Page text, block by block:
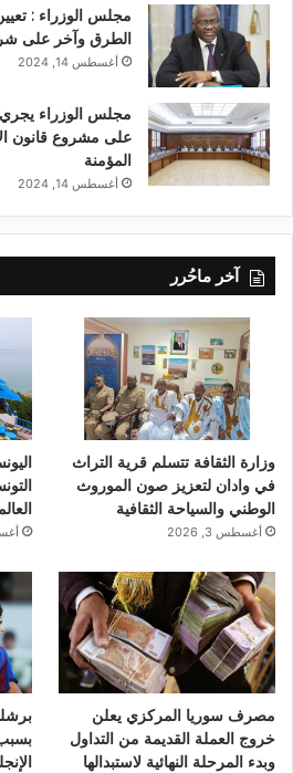
مجلس الوزراء :
الطرق وآخر على
أغسطس 14, 2024
مجلس الوزراء
على مشروع قانون
المؤمنة
أغسطس 14, 2024
آخر ماحُرر
وزارة الثقافة تتسلم قرية التراث
في وادان لتعزيز صون الموروث
الوطني والسياحة الثقافية
أغسطس 3, 2026
مصرف سوريا المركزي يعلن
خروج العملة القديمة من التداول
وبدء المرحلة النهائية لاستبدالها